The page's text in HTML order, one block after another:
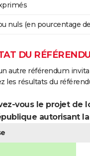
nuls (en pourcentage
DU
autre référendum
les résultats du
vous le projet de
autorisant